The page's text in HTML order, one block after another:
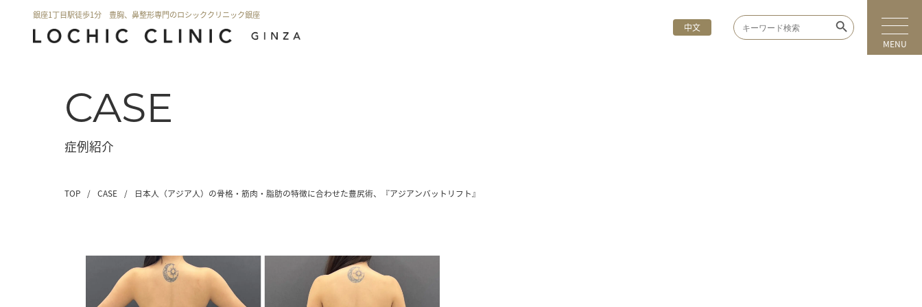
銀座1丁目駅徒歩1分 豊胸、鼻整形専門のロシッククリニック銀座
中文 Search
for:
Search Button
MENU
CASE
症例紹介
TOP / CASE / 日本人（アジア人）の骨格・筋肉・脂肪の特徴に合わせた豊尻術、『アジアンバットリフト』